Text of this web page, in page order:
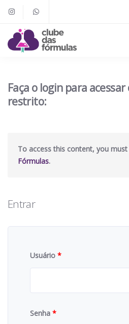
Faça o login para
restrito:
To access this content, you
Fórmulas.
Entrar
Usuário *
Senha *